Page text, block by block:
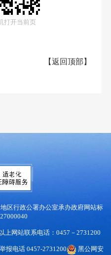
打开当前页
【返回顶部 】
区行政公署办公室承办政府网站标
上网站联系电话：0457－2731200
报电话 0457-2731200 黑公网安